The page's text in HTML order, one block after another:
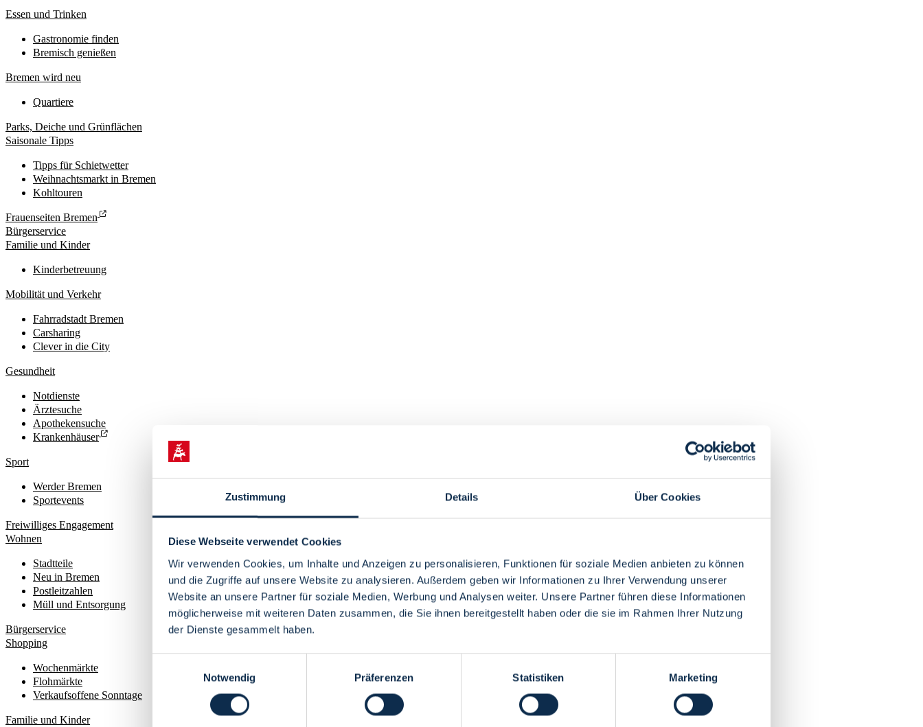
Zustimmung Details Über Cookies
Diese Webseite verwendet Cookies
Wir verwenden Cookies, um Inhalte und Anzeigen zu personalisieren, Funktionen für soziale Medien anbieten zu können
und die Zugriffe auf unsere Website zu analysieren. Außerdem geben wir Informationen zu Ihrer Verwendung unserer
Website an unsere Partner für soziale Medien, Werbung und Analysen weiter. Unsere Partner führen diese Informationen
möglicherweise mit weiteren Daten zusammen, die Sie ihnen bereitgestellt haben oder die sie im Rahmen Ihrer Nutzung
der Dienste gesammelt haben.
Notwendig
Präferenzen Statistiken Marketing
Essen und Trinken
Gastronomie finden
Bremisch genießen
Bremen wird neu
Quartiere
Parks, Deiche und Grünflächen
Saisonale Tipps
Tipps für Schietwetter
Weihnachtsmarkt in Bremen
Kohltouren
Frauenseiten Bremen
Bürgerservice
Familie und Kinder
Kinderbetreuung
Mobilität und Verkehr
Fahrradstadt Bremen
Carsharing
Clever in die City
Gesundheit
Notdienste
Ärztesuche
Apothekensuche
Krankenhäuser
Sport
Werder Bremen
Sportevents
Freiwilliges Engagement
Wohnen
Stadtteile
Neu in Bremen
Postleitzahlen
Müll und Entsorgung
Bürgerservice
Shopping
Wochenmärkte
Flohmärkte
Verkaufsoffene Sonntage
Familie und Kinder